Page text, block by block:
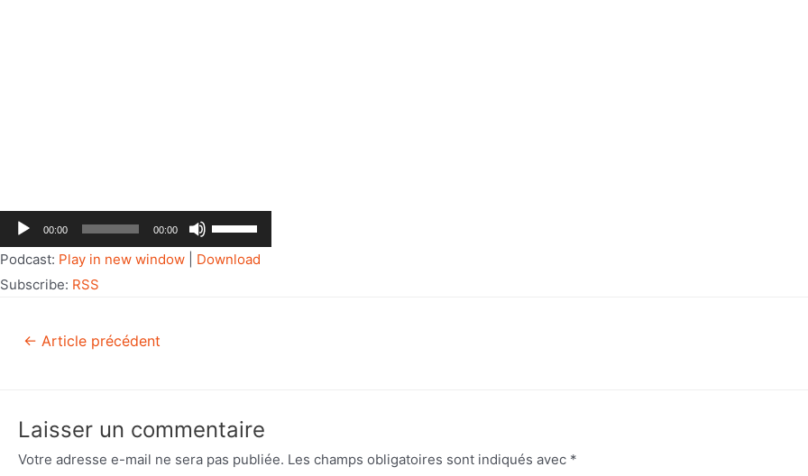
Lecteur
audio
00:00 00:00
Utilisez
les
volume.
Podcast: Play in new window
Download
Subscribe: RSS
← Article précédent
Laisser un commentaire
Votre adresse e-mail ne sera pas publiée. Les champs obligatoires sont indiqués avec *